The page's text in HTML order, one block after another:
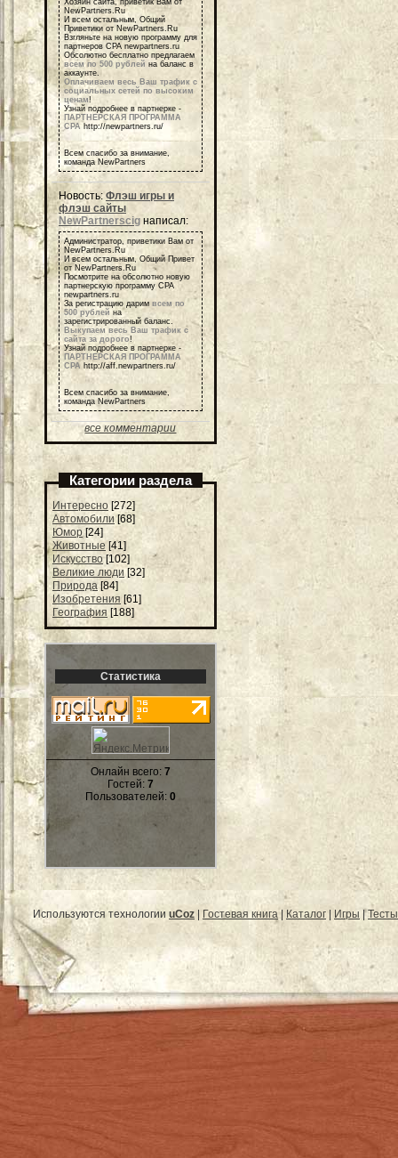
Хозяин сайта, приветик Вам от
NewPartners.Ru
И всем остальным, Общий
Приветики от NewPartners.Ru
Взгляньте на новую программу для
партнеров СРА newpartners.ru
Обсолютно бесплатно предлагаем
всем по 500 рублей на баланс в
аккаунте.
Оплачиваем весь Ваш трафик с
социальных сетей по высоким
ценам!
Узнай подробнее в партнерке -
ПАРТНЕРСКАЯ ПРОГРАММА
СРА http://newpartners.ru/
Всем спасибо за внимание,
команда NewPartners
Новость: Флэш игры и
флэш сайты
NewPartnerscig написал:
Администратор, приветики Вам от
NewPartners.Ru
И всем остальным, Общий Привет
от NewPartners.Ru
Посмотрите на обсолютно новую
партнерскую программу СРА
newpartners.ru
За регистрацию дарим всем по
500 рублей на
зарегистрированный баланс.
Выкупаем весь Ваш трафик с
сайта за дорого!
Узнай подробнее в партнерке -
ПАРТНЕРСКАЯ ПРОГРАММА
СРА http://aff.newpartners.ru/
Всем спасибо за внимание,
команда NewPartners
все комментарии
Категории раздела
Интересно [272]
Автомобили [68]
Юмор [24]
Животные [41]
Искусство [102]
Великие люди [32]
Природа [84]
Изобретения [61]
География [188]
Статистика
Онлайн всего: 7
Гостей: 7
Пользователей: 0
Используются технологии uCoz Гостевая книга| Каталог Игры |Тесты